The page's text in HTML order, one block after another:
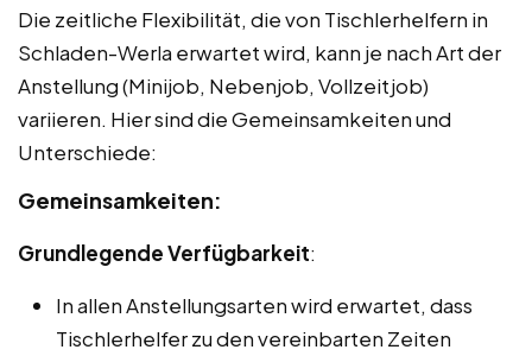
Die zeitliche Flexibilität, die von Tischlerhelfern in
Schladen-Werla erwartet wird, kann je nach Art der
Anstellung (Minijob, Nebenjob, Vollzeitjob)
variieren. Hier sind die Gemeinsamkeiten und
Unterschiede:
Gemeinsamkeiten:
Grundlegende Verfügbarkeit:
In allen Anstellungsarten wird erwartet, dass
Tischlerhelfer zu den vereinbarten Zeiten